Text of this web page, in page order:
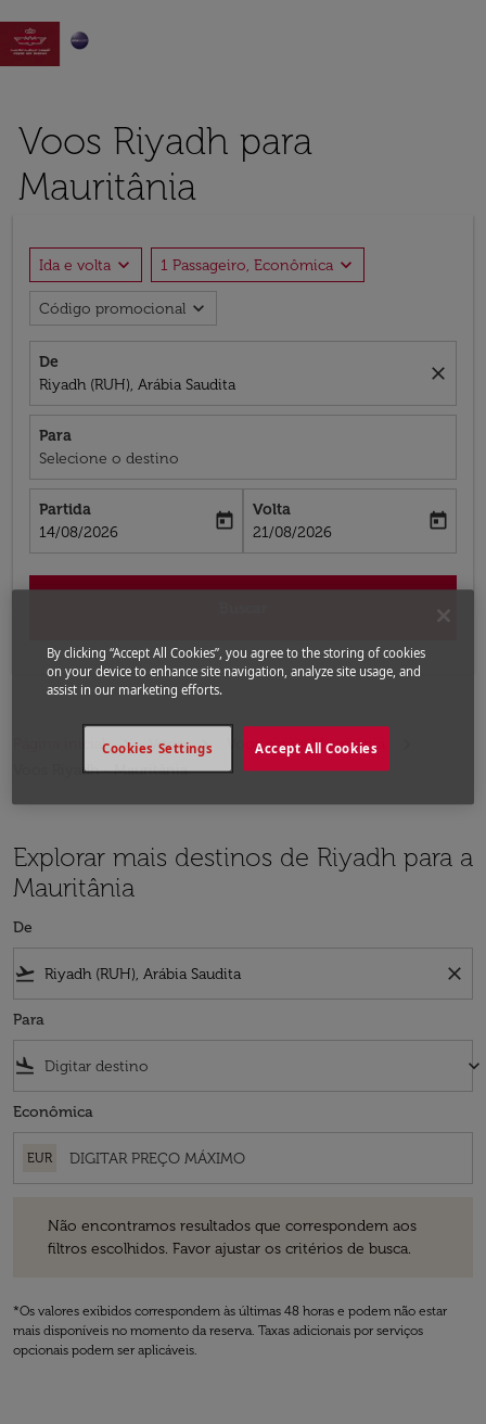

Voos Riyadh para
Mauritânia
Ida e volta expand_more 1 Passageiro, Econômica expand_more
Código promocional expand_more
De
Riyadh (RUH), Arábia Saudita
close
Para
Selecione o destino
Partida
fc-booking-departure-date-aria-label
14/08/2026
today
Volta
fc-booking-return-date-aria-label
21/08/2026
today
Página inicial Voos
Voos para a Mauritânia
Voos Riyadh - Mauritânia
Explorar mais destinos de Riyadh para a
Mauritânia
De
flight_takeoff close
Para
flight_land keyboard_arrow_down
Econômica
EUR
Não encontramos resultados que correspondem aos
filtros escolhidos. Favor ajustar os critérios de busca.
*Os valores exibidos correspondem às últimas 48 horas e podem não estar
mais disponíveis no momento da reserva. Taxas adicionais por serviços
opcionais podem ser aplicáveis.
By clicking “Accept All Cookies”, you agree to the storing of cookies
on your device to enhance site navigation, analyze site usage, and
assist in our marketing efforts.
Accept All Cookies
Cookies Settings